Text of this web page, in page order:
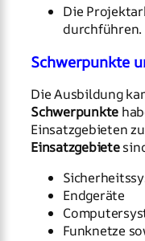
Die
durchführen.
Schwerpunkte
Die Ausbildung
Schwerpunkte
Einsatzgebieten
Einsatzgebiete
Endgeräte
Funknetze